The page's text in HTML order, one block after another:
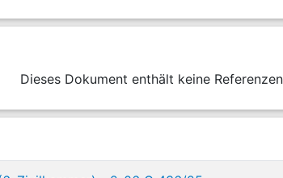
Dieses Dokument enthält keine